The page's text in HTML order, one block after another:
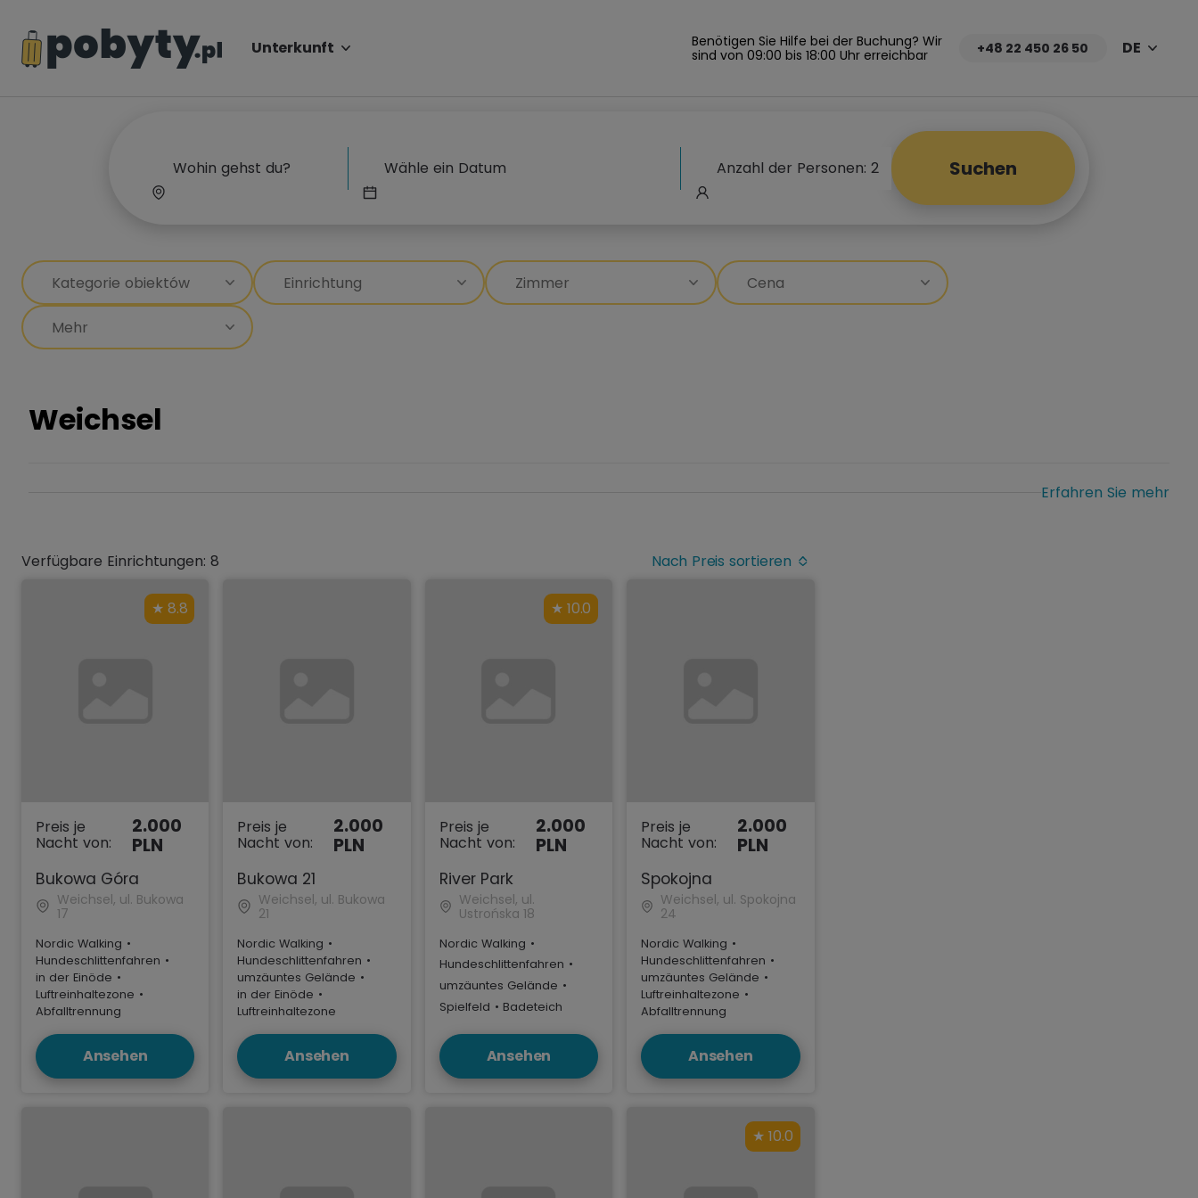
Unterkunft
Benötigen Sie Hilfe bei der Buchung? Wir
sind von 09:00 bis 18:00 Uhr erreichbar
+48 22 450 26 50 DE
Suchen
Weichsel
Erfahren Sie mehr
Verfügbare Einrichtungen: 8 Nach Preis sortieren
8.8
Preis je
Nacht von:
2.000
PLN
Bukowa Góra
Weichsel, ul. Bukowa
17
Nordic Walking •
Hundeschlittenfahren •
in der Einöde •
Luftreinhaltezone •
Abfalltrennung
Ansehen
Preis je
Nacht von:
2.000
PLN
Bukowa 21
Weichsel, ul. Bukowa
21
Nordic Walking •
Hundeschlittenfahren •
umzäuntes Gelände •
in der Einöde •
Luftreinhaltezone
Ansehen
10.0
Preis je
Nacht von:
2.000
PLN
River Park
Weichsel, ul.
Ustrońska 18
Nordic Walking •
Hundeschlittenfahren •
umzäuntes Gelände •
Spielfeld • Badeteich
Ansehen
Preis je
Nacht von:
2.000
PLN
Spokojna
Weichsel, ul. Spokojna
24
Nordic Walking •
Hundeschlittenfahren •
umzäuntes Gelände •
Luftreinhaltezone •
Abfalltrennung
Ansehen
10.0